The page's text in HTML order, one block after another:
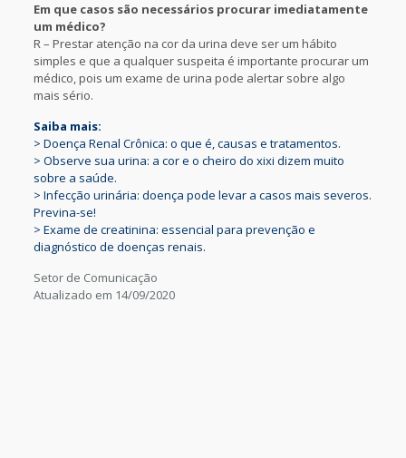
Em que casos são necessários procurar imediatamente
um médico?
R – Prestar atenção na cor da urina deve ser um hábito
simples e que a qualquer suspeita é importante procurar um
médico, pois um exame de urina pode alertar sobre algo
mais sério.
Saiba mais:
> Doença Renal Crônica: o que é, causas e tratamentos.
> Observe sua urina: a cor e o cheiro do xixi dizem muito
sobre a saúde.
> Infecção urinária: doença pode levar a casos mais severos.
Previna-se!
> Exame de creatinina: essencial para prevenção e
diagnóstico de doenças renais.
Setor de Comunicação
Atualizado em 14/09/2020